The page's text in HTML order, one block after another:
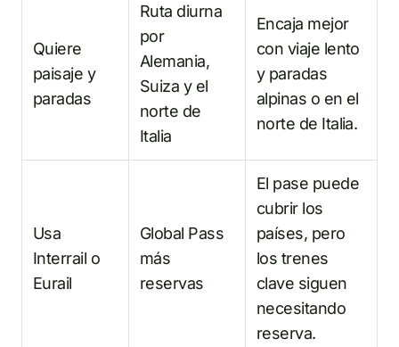
Quiere
paisaje y
paradas
Ruta diurna
por
Alemania,
Suiza y el
norte de
Italia
Encaja mejor
con viaje lento
y paradas
alpinas o en el
norte de Italia.
Usa
Interrail o
Eurail
Global Pass
más
reservas
El pase puede
cubrir los
países, pero
los trenes
clave siguen
necesitando
reserva.